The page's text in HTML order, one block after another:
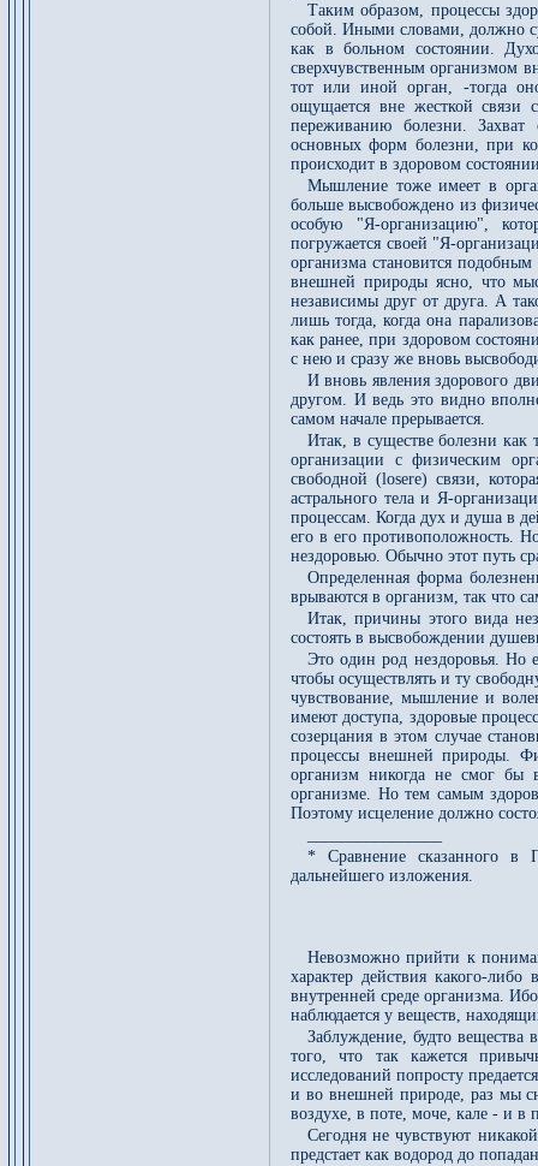
Таким образом, процессы
собой. Иными словами, должно
как в больном состоянии.
сверхчувственным организмом
тот или иной орган, -тогда
ощущается вне жесткой связи
переживанию болезни. Захват
основных форм болезни, при
происходит в здоровом
Мышление тоже имеет в
больше высвобождено из
особую "Я-организацию",
погружается своей "Я-
организма становится
внешней природы ясно, что
независимы друг от друга. А
лишь тогда, когда она
как ранее, при здоровом
с нею и сразу же вновь
И вновь явления здорового
другом. И ведь это видно
самом начале прерывается.
Итак, в существе болезни как
организации с физическим
свободной (loserе) связи,
астрального тела и Я-
процессам. Когда дух и душа в
его в его противоположность.
нездоровью. Обычно этот путь
Определенная форма
врываются в организм, так что
Итак, причины этого вида
состоять в высвобождении
Это один род нездоровья. Но
чтобы осуществлять и ту
чувствование, мышление и
имеют доступа, здоровые
созерцания в этом случае
процессы внешней природы.
организм никогда не смог бы
организме. Но тем самым
Поэтому исцеление должно
* Сравнение сказанного в
дальнейшего изложения.
Невозможно прийти к
характер действия какого-
внутренней среде организма.
наблюдается у веществ,
Заблуждение, будто вещества
того, что так кажется
исследований попросту
и во внешней природе, раз мы
воздухе, в поте, моче, кале - и в
Сегодня не чувствуют
предстает как водород до